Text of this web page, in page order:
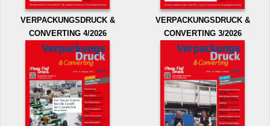
VERPACKUNGSDRUCK &
CONVERTING 4/2026
VERPACKUNGSDRUCK &
CONVERTING 3/2026